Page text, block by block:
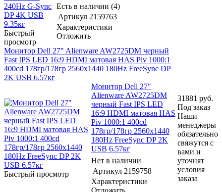
Быстрый
просмотр
Есть в наличии (4)
Артикул 2159763
Характеристики
Отложить
Монитор Dell 27" Alienware AW2725DM черный
Fast IPS LED 16:9 HDMI матовая HAS Piv 1000:1
400cd 178гр/178гр 2560x1440 180Hz FreeSync DP
2K USB 6.57кг
Быстрый просмотр
Монитор Dell 27"
Alienware AW2725DM
черный Fast IPS LED
16:9 HDMI матовая HAS
Piv 1000:1 400cd
178гр/178гр 2560x1440
180Hz FreeSync DP 2K
USB 6.57кг
Нет в наличии
Артикул 2159758
Характеристики
Отложить
31881 руб.
Под заказ
Наши
менеджеры
обязательно
свяжутся с
вами и
уточнят
условия
заказа